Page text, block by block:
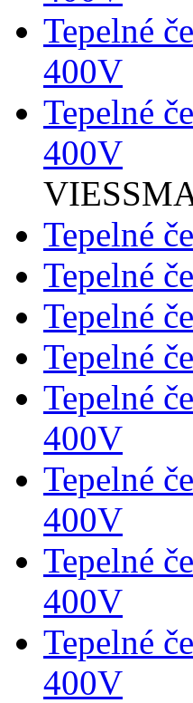
Tepelné
400V
Tepelné
400V
Tepelné
Tepelné
Tepelné
Tepelné
Tepelné
400V
Tepelné
400V
Tepelné
400V
Tepelné
400V